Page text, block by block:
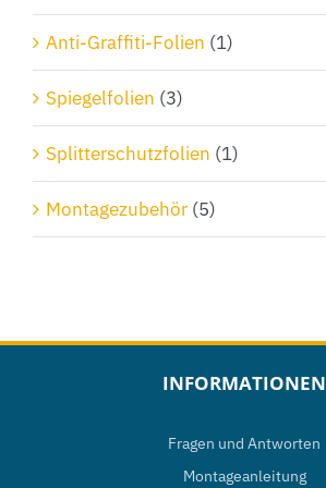
Anti-Graffiti-Folien (1)
Spiegelfolien (3)
Splitterschutzfolien (1)
Montagezubehör (5)
INFORMATIONEN
Fragen und Antworten
Montageanleitung